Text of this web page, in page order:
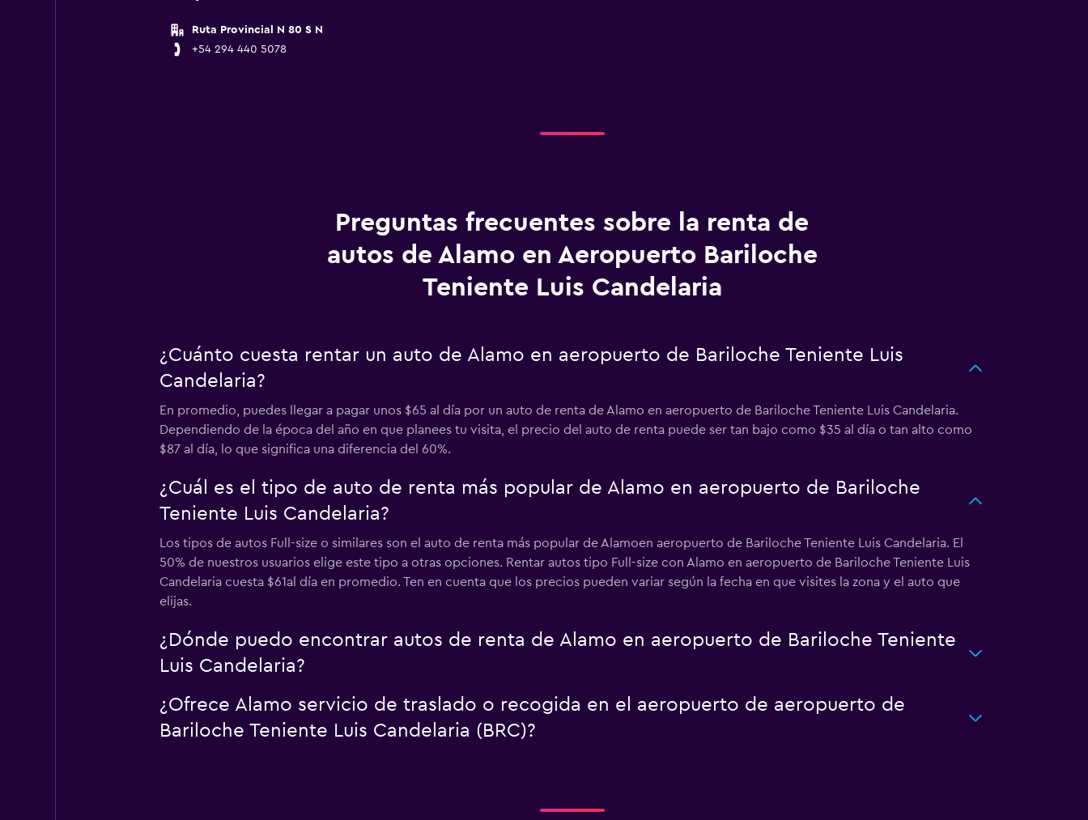
Ruta Provincial N 80 S N
+54 294 440 5078
Preguntas frecuentes sobre la renta de
autos de Alamo en Aeropuerto Bariloche
Teniente Luis Candelaria
¿Cuánto cuesta rentar un auto de Alamo en aeropuerto de Bariloche Teniente Luis
Candelaria?
En promedio, puedes llegar a pagar unos $65 al día por un auto de renta de Alamo en aeropuerto de Bariloche Teniente Luis Candelaria.
Dependiendo de la época del año en que planees tu visita, el precio del auto de renta puede ser tan bajo como $35 al día o tan alto como
$87 al día, lo que significa una diferencia del 60%.
¿Cuál es el tipo de auto de renta más popular de Alamo en aeropuerto de Bariloche
Teniente Luis Candelaria?
Los tipos de autos Full-size o similares son el auto de renta más popular de Alamoen aeropuerto de Bariloche Teniente Luis Candelaria. El
50% de nuestros usuarios elige este tipo a otras opciones. Rentar autos tipo Full-size con Alamo en aeropuerto de Bariloche Teniente Luis
Candelaria cuesta $61al día en promedio. Ten en cuenta que los precios pueden variar según la fecha en que visites la zona y el auto que
elijas.
¿Dónde puedo encontrar autos de renta de Alamo en aeropuerto de Bariloche Teniente
Luis Candelaria?
¿Ofrece Alamo servicio de traslado o recogida en el aeropuerto de aeropuerto de
Bariloche Teniente Luis Candelaria (BRC)?